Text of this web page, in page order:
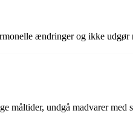
ændringer og ikke udgør
måltider, undgå madvarer